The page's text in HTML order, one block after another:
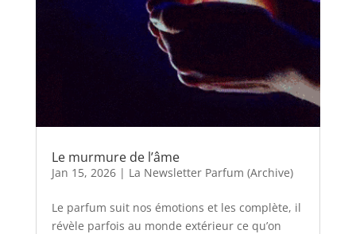
Le murmure de l’âme
Jan 15, 2026| La Newsletter Parfum (Archive)
Le parfum suit nos émotions et les complète, il
révèle parfois au monde extérieur ce qu’on